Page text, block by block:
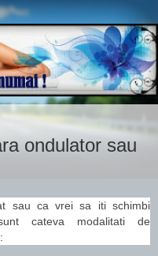
ondulator sau
sau ca vrei sa iti schimbi
cateva modalitati de